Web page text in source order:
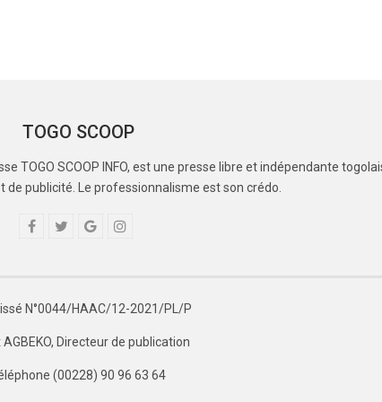
TOGO SCOOP
TOGO SCOOP INFO, est une presse libre et indépendante
de publicité. Le professionnalisme est son crédo.
N°0044/HAAC/12-2021/PL/P
Directeur de publication
(00228) 90 96 63 64